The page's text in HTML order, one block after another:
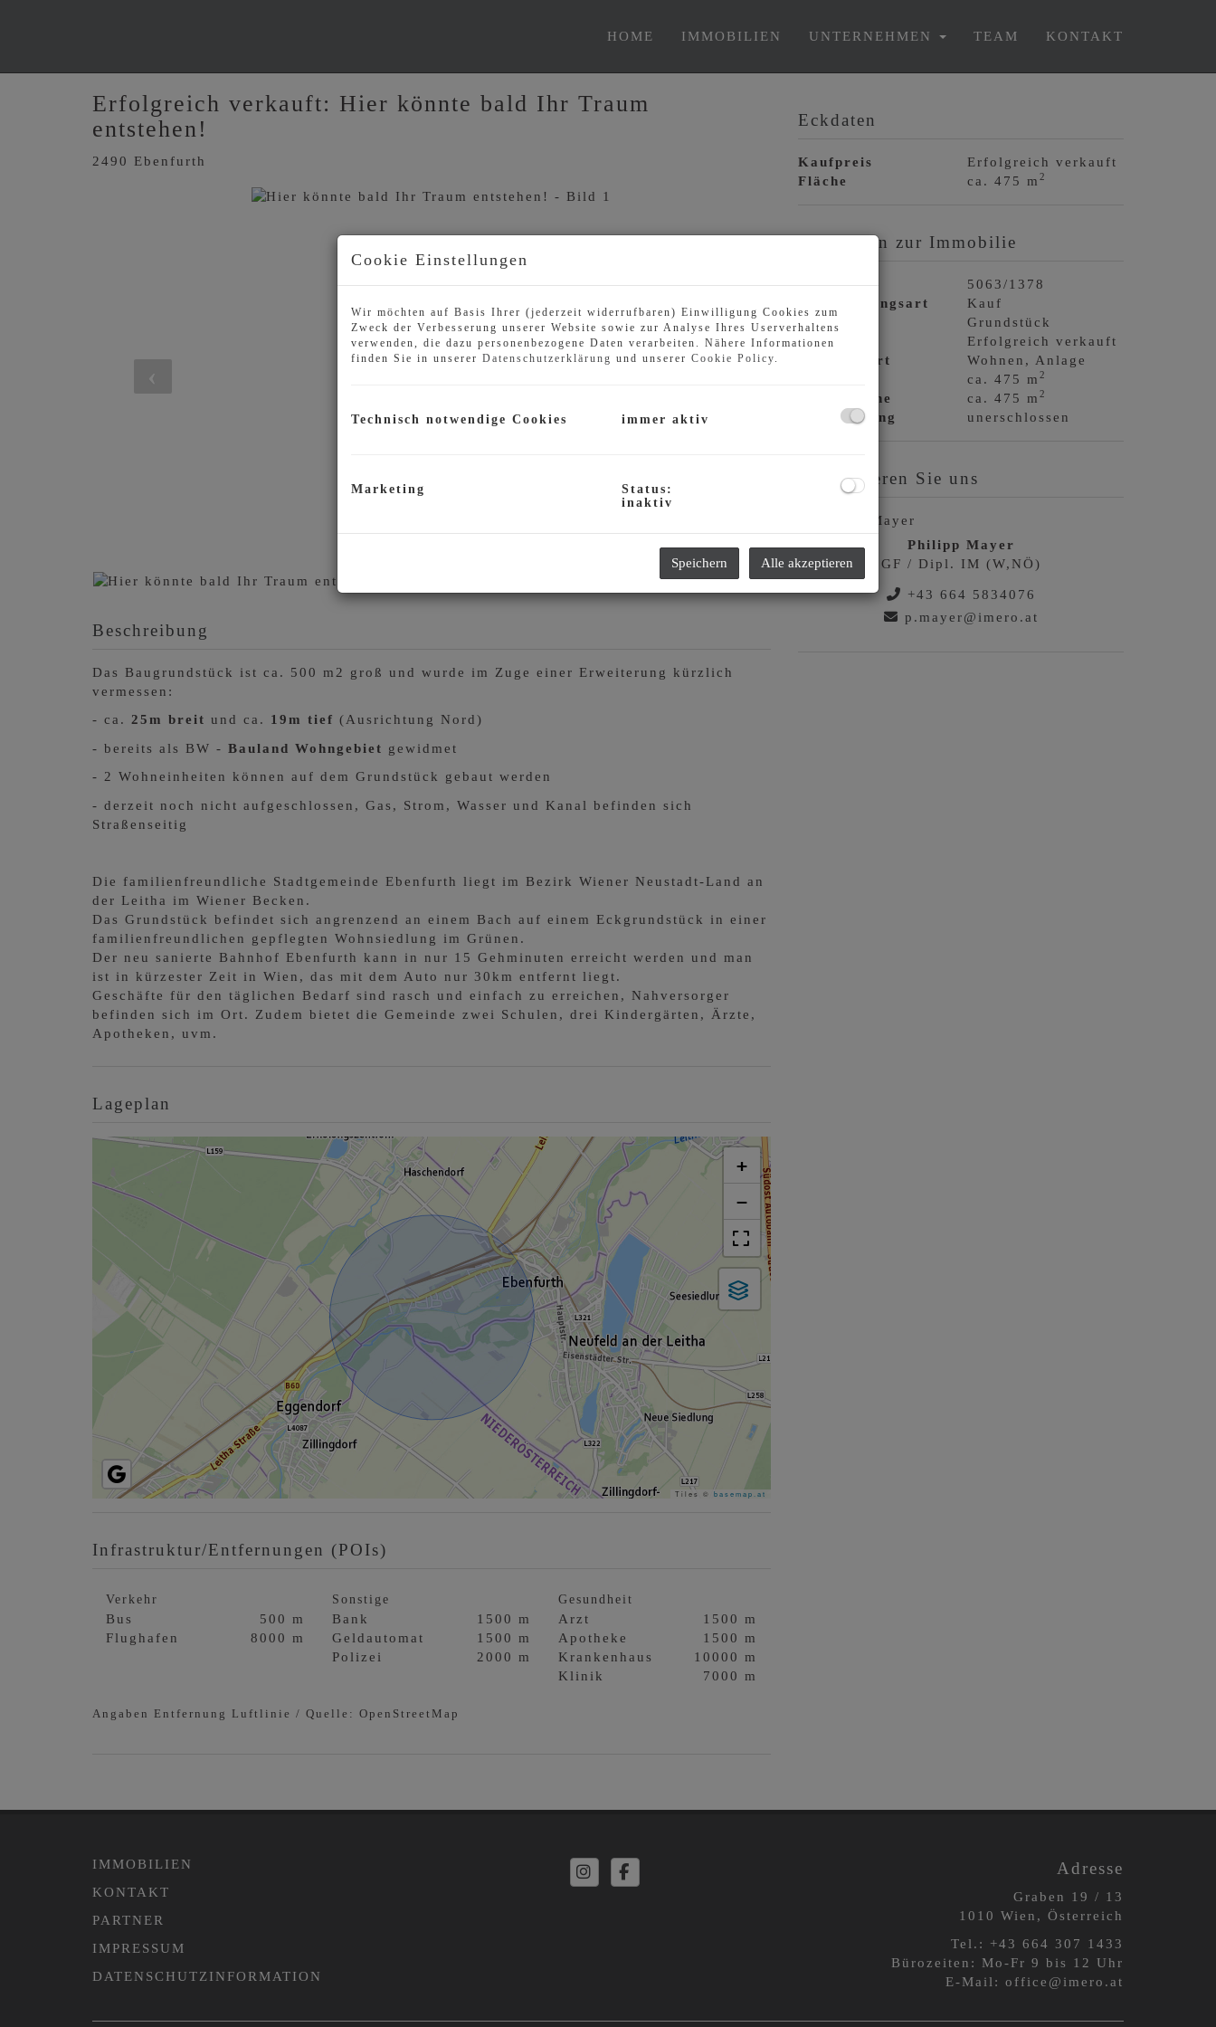
HOME IMMOBILIEN UNTERNEHMEN TEAM KONTAKT
Erfolgreich verkauft: Hier könnte bald Ihr Traum
entstehen!
2490 Ebenfurth
Beschreibung
Das Baugrundstück ist ca. 500 m2 groß und wurde im Zuge einer Erweiterung kürzlich
vermessen:
- ca. 25m breit und ca. 19m tief (Ausrichtung Nord)
- bereits als BW - Bauland Wohngebiet gewidmet
- 2 Wohneinheiten können auf dem Grundstück gebaut werden
- derzeit noch nicht aufgeschlossen, Gas, Strom, Wasser und Kanal befinden sich
Straßenseitig
Die familienfreundliche Stadtgemeinde Ebenfurth liegt im Bezirk Wiener Neustadt-Land an
der Leitha im Wiener Becken.
Das Grundstück befindet sich angrenzend an einem Bach auf einem Eckgrundstück in einer
familienfreundlichen gepflegten Wohnsiedlung im Grünen.
Der neu sanierte Bahnhof Ebenfurth kann in nur 15 Gehminuten erreicht werden und man
ist in kürzester Zeit in Wien, das mit dem Auto nur 30km entfernt liegt.
Geschäfte für den täglichen Bedarf sind rasch und einfach zu erreichen, Nahversorger
befinden sich im Ort. Zudem bietet die Gemeinde zwei Schulen, drei Kindergärten, Ärzte,
Apotheken, uvm.
Lageplan
+
−
Tiles © basemap.at
Infrastruktur/Entfernungen (POIs)
Verkehr
Bus
500 m
Flughafen
8000 m
Sonstige
Bank
1500 m
Geldautomat
1500 m
Polizei
2000 m
Gesundheit
Arzt
1500 m
Apotheke
1500 m
Krankenhaus
10000 m
Klinik
7000 m
Angaben Entfernung Luftlinie / Quelle: OpenStreetMap
Eckdaten
Kaufpreis
Erfolgreich verkauft
Fläche
ca. 475 m2
Basisdaten zur Immobilie
Objektnr.
5063/1378
Vermarktungsart
Kauf
Objektart
Grundstück
Kaufpreis
Erfolgreich verkauft
Nutzungsart
Wohnen
Anlage
ca. 475 m2
Grundfläche ca. 475 m2
Erschließung unerschlossen
Kontaktieren Sie uns
Philipp Mayer
GF / Dipl. IM (W,NÖ)
+43 664 5834076
p.mayer@imero.at
IMMOBILIEN
KONTAKT
PARTNER
IMPRESSUM
DATENSCHUTZINFORMATION
Adresse
Graben 19 / 13
1010 Wien, Österreich
Tel.: +43 664 307 1433
Bürozeiten: Mo-Fr 9 bis 12 Uhr
E-Mail: office@imero.at
Cookie Einstellungen
Wir möchten auf Basis Ihrer (jederzeit widerrufbaren) Einwilligung Cookies zum
Zweck der Verbesserung unserer Website sowie zur Analyse Ihres Userverhaltens
verwenden, die dazu personenbezogene Daten verarbeiten. Nähere Informationen
finden Sie in unserer Datenschutzerklärung und unserer Cookie Policy
Technisch notwendige Cookies immer aktiv
Marketing
Status:
inaktiv
Speichern Alle akzeptieren